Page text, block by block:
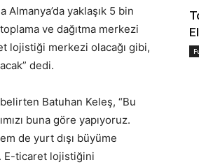
yaklaşık 5 bin
ve dağıtma merkezi
lojistiği merkezi olacağı gibi,
dedi.
Batuhan Keleş, “Bu
buna göre yapıyoruz.
de yurt dışı büyüme
E-ticaret lojistiğini